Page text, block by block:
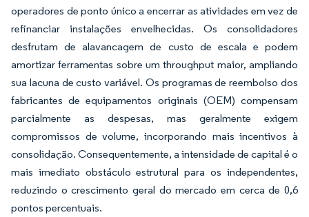
operadores de ponto único a encerrar as atividades em vez de
refinanciar instalações envelhecidas. Os consolidadores
desfrutam de alavancagem de custo de escala e podem
amortizar ferramentas sobre um throughput maior, ampliando
sua lacuna de custo variável. Os programas de reembolso dos
fabricantes de equipamentos originais (OEM) compensam
parcialmente as despesas, mas geralmente exigem
compromissos de volume, incorporando mais incentivos à
consolidação. Consequentemente, a intensidade de capital é o
mais imediato obstáculo estrutural para os independentes,
reduzindo o crescimento geral do mercado em cerca de 0,6
pontos percentuais.